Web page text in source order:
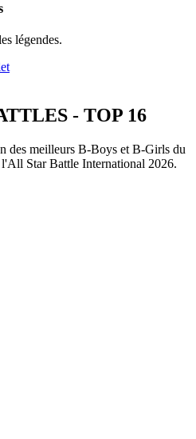
légendes.
- TOP 16
des meilleurs B-Boys et B-Girls du
Star Battle International 2026.